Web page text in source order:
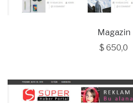
Magazin
$ 650,0